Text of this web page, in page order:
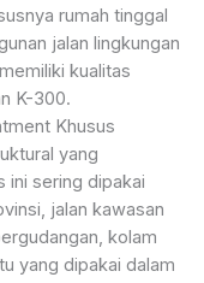
rumah tinggal
jalan lingkungan
kualitas
K-300.
Khusus
yang
ini sering dipakai
jalan kawasan
kolam
yang dipakai dalam